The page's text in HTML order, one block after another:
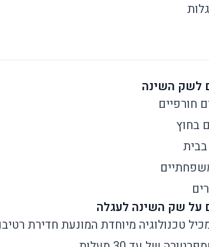
חורפיים
בחוץ
טכנולוגיה מיוחדת המונעת חדירת